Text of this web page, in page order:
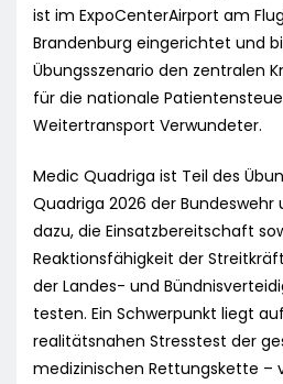
ist im ExpoCenterAirport am
Brandenburg eingerichtet und
Übungsszenario den zentralen
für die nationale
Weitertransport Verwundeter.
Medic Quadriga ist Teil des
Quadriga 2026 der Bundeswehr
dazu, die Einsatzbereitschaft
Reaktionsfähigkeit der
der Landes- und
testen. Ein Schwerpunkt liegt
realitätsnahen Stresstest der
medizinischen Rettungskette –